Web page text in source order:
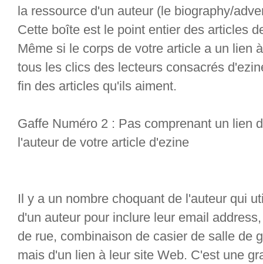
la ressource d'un auteur (le biography/
Cette boîte est le point entier des articles
Même si le corps de votre article a un lien
tous les clics des lecteurs consacrés
fin des articles qu'ils aiment.
Gaffe Numéro 2 : Pas comprenant un lien
l'auteur de votre article d'ezine
Il y a un nombre choquant de l'auteur qui
d'un auteur pour inclure leur email
de rue, combinaison de casier de salle de
mais d'un lien à leur site Web. C'est une